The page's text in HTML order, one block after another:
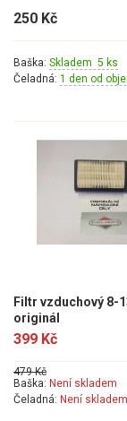
Elektrické
Náhradní
Náhradní díly
Zahradní
Náhradní díly
Mulčovací
250 Kč
Baška: Skladem 5 ks
Čeladná: 1 den od
Filtr vzduchový 8-
originál
399 Kč
479 Kč
Baška: Není skladem
Čeladná: Není skladem